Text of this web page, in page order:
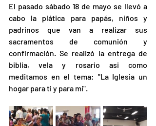
El pasado sábado 18 de mayo se llevó a
cabo la plática para papás, niños y
padrinos que van a realizar sus
sacramentos de comunión y
confirmación. Se realizó la entrega de
biblia, vela y rosario asi como
meditamos en el tema: "La Iglesia un
hogar para ti y para mi".